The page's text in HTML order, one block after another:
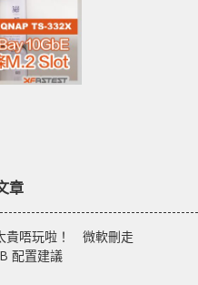
章
貴唔玩啦！ 微軟刪走
配置建議